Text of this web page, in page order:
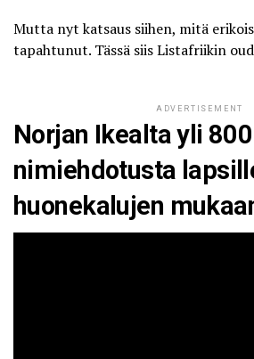
Mutta nyt katsaus siihen, mitä
tapahtunut. Tässä siis Listafriikin
ADVERTISEMENT
Norjan Ikealta yli 800
nimiehdotusta
huonekalujen